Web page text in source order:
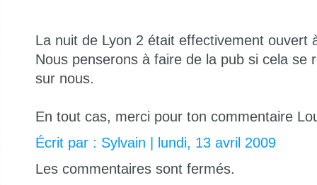
La nuit de Lyon 2 était effectivement ouvert
Nous penserons à faire de la pub si cela se
sur nous.
En tout cas, merci pour ton commentaire
Écrit par : Sylvain | lundi, 13 avril 2009
Les commentaires sont fermés.